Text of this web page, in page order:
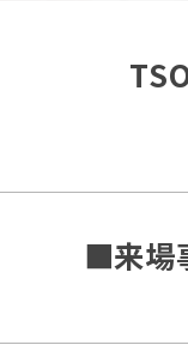
■来場